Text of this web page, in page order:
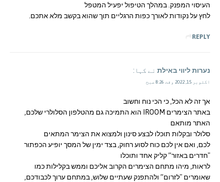
העיסוי המפנק. במהלך הטיפול יפעיל המטפל
לחץ על נקודות לאורך כפות הרגליים תוך שהוא בקשב מלא אתכם.
REPLY
נערות ליווי באילת نے کہا:
اکتوبر 15, 2022 وقت 8:26 صبح
אך זה לא הכל, כי הכי נוח וחשוב
באתר הצימרים IROOM הוא התמיכה גם מהטלפון הסלולרי שלכם,
האתר מותאם
סלולר ובקלות תוכלו לבצע סינון ולמצוא את הצימר המתאים
לכם, ואם אין לכם כוח לסוע רחוק, בצד ימין של המסך יופיע הכפתור
"חדרים באזור” קליק אחד ותוכלו
לראות, מיהו מתחם הצימרים הקרוב אליכם וממש בקלילות כמו
שאומרים "לזרום” ולהתפנק שעתיים שלוש, במתחם ערוך לכבודכם,